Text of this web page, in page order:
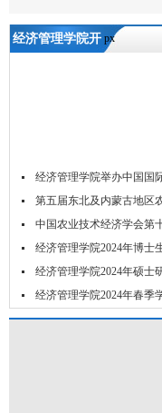
px
经济管理学院开
经济管理学院举办中国国
大...
第五届东北及内蒙古地区
学...
中国农业技术经济学会第
表...
经济管理学院2024年博士
充...
经济管理学院2024年硕士
试...
经济管理学院2024年春季
格...
经济管理学院2024年春季
吉林农业大学经济管理学